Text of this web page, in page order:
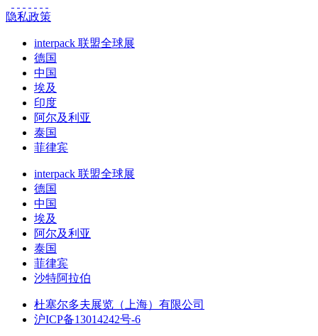
隐私政策
interpack 联盟全球展
德国
中国
埃及
印度
阿尔及利亚
泰国
菲律宾
interpack 联盟全球展
德国
中国
埃及
阿尔及利亚
泰国
菲律宾
沙特阿拉伯
杜塞尔多夫展览（上海）有限公司
沪ICP备13014242号-6